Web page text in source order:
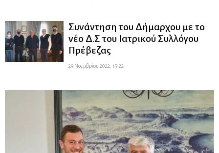
Συνάντηση του Δήμαρχου με το
νέο Δ.Σ του Ιατρικού Συλλόγου
Πρέβεζας
29 Νοεμβρίου 2022, 15:22